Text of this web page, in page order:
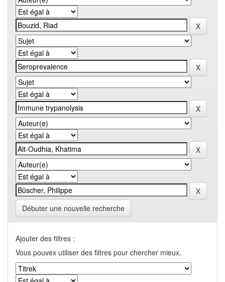
Débuter une nouvelle recherche
Ajouter des filtres :
Vous pouvex utiliser des filtres pour chercher mieux.